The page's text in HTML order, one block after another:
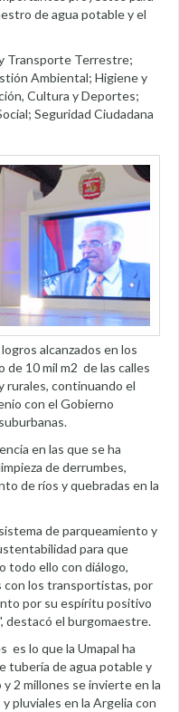
de agua potable y el
Transporte Terrestre;
Ambiental; Higiene y
Cultura y Deportes;
Seguridad Ciudadana
alcanzados en los
10 mil m2 de las calles
rurales, continuando el
con el Gobierno
en las que se ha
de derrumbes,
de ríos y quebradas en la
de parqueamiento y
para que
todo ello con diálogo,
los transportistas, por
por su espíritu positivo
destacó el burgomaestre.
es lo que la Umapal ha
tubería de agua potable y
2 millones se invierte en la
pluviales en la Argelia con